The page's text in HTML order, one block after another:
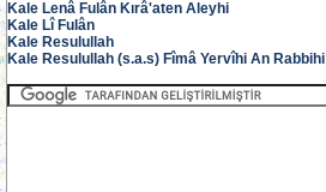
Kale Lenâ Fulân Kırâ'aten Aleyhi
Kale Lî Fulân
Kale Resulullah
Kale Resulullah (s.a.s) Fîmâ Yervîhi An Rabbihi